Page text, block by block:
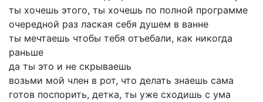
ты хочешь этого, ты хочешь по полной программе
очередной раз лаская себя душем в ванне
ты мечтаешь чтобы тебя отъебали, как никогда
раньше
да ты это и не скрываешь
возьми мой член в рот, что делать знаешь сама
готов поспорить, детка, ты уже сходишь с ума